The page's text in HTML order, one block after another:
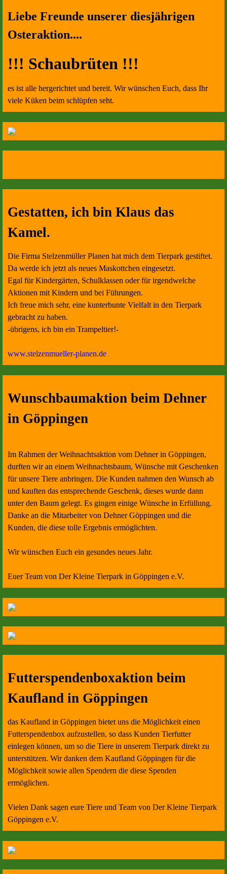
Liebe Freunde unserer diesjährigen
Osteraktion....
!!! Schaubrüten !!!
es ist alle hergerichtet und bereit. Wir wünschen Euch, dass Ihr
viele Küken beim schlüpfen seht.
Gestatten, ich bin Klaus das
Kamel.
Die Firma Stelzenmüller Planen hat mich dem Tierpark gestiftet.
Da werde ich jetzt als neues Maskottchen eingesetzt.
Egal für Kindergärten, Schulklassen oder für irgendwelche
Aktionen mit Kindern und bei Führungen.
Ich freue mich sehr, eine kunterbunte Vielfalt in den Tierpark
gebracht zu haben.
-übrigens, ich bin ein Trampeltier!-
www.stelzenmueller-planen.de
Wunschbaumaktion beim Dehner
in Göppingen
Im Rahmen der Weihnachtsaktion vom Dehner in Göppingen,
durften wir an einem Weihnachtsbaum, Wünsche mit Geschenken
für unsere Tiere anbringen. Die Kunden nahmen den Wunsch ab
und kauften das entsprechende Geschenk, dieses wurde dann
unter den Baum gelegt. Es gingen einige Wünsche in Erfüllung.
Danke an die Mitarbeiter von Dehner Göppingen und die
Kunden, die diese tolle Ergebnis ermöglichten.
Wir wünschen Euch ein gesundes neues Jahr.
Euer Team von Der Kleine Tierpark in Göppingen e.V.
Futterspendenboxaktion beim
Kaufland in Göppingen
das Kaufland in Göppingen bietet uns die Möglichkeit einen
Futterspendenbox aufzustellen, so dass Kunden Tierfutter
einlegen können, um so die Tiere in unserem Tierpark direkt zu
unterstützen. Wir danken dem Kaufland Göppingen für die
Möglichkeit sowie allen Spendern die diese Spenden
ermöglichen.
Vielen Dank sagen eure Tiere und Team von Der Kleine Tierpark
Göppingen e.V.